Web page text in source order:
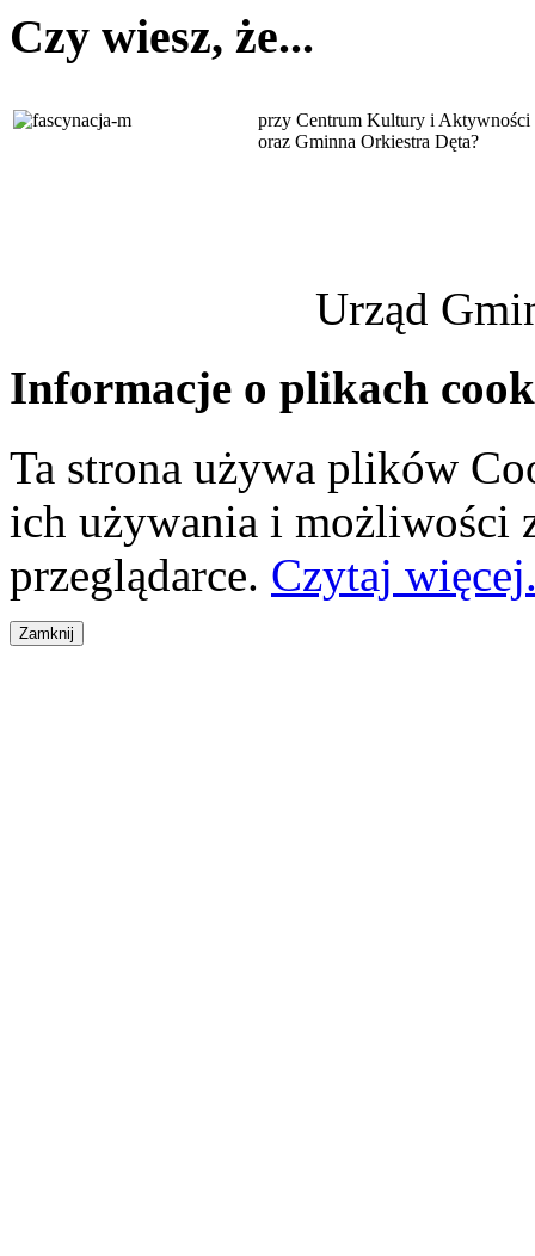
Czy wiesz, że...
przy Centrum Kultury i Aktywności
oraz Gminna Orkiestra Dęta?
Urząd
Informacje o plikach
Ta strona używa plików
ich używania i możliwości
przeglądarce. Czytaj